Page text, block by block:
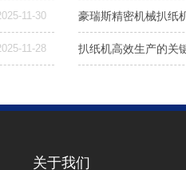
11-30 豪瑞斯精密机械扒纸
11-28 扒纸机高效生产的关
关于我们